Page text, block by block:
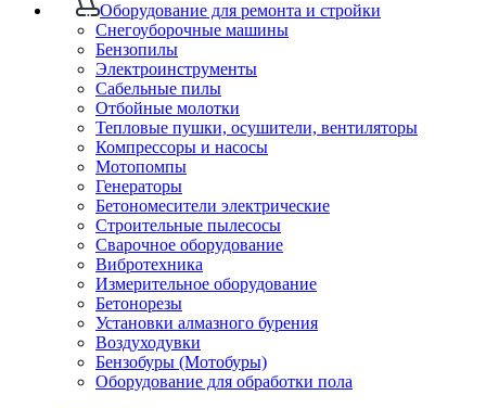
Оборудование для ремонта и стройки
Снегоуборочные машины
Бензопилы
Электроинструменты
Сабельные пилы
Отбойные молотки
Тепловые пушки, осушители, вентиляторы
Компрессоры и насосы
Мотопомпы
Генераторы
Бетономесители электрические
Строительные пылесосы
Сварочное оборудование
Вибротехника
Измерительное оборудование
Бетонорезы
Установки алмазного бурения
Воздуходувки
Бензобуры (Мотобуры)
Оборудование для обработки пола